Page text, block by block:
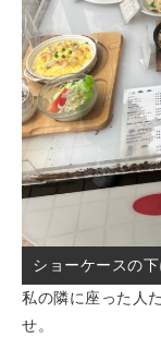
ショーケースの
私の隣に座った人
せ。